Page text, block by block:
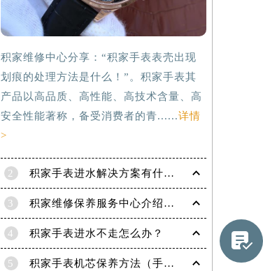
积家维修中心分享：“积家手表表壳出现
划痕的处理方法是什么！”。积家手表其
产品以高品质、高性能、高技术含量、高
安全性能著称，备受消费者的青......详情
>
2 积家手表进水解决方案有什么？
3 积家维修保养服务中心介绍 | 积家
4 积家手表进水不走怎么办？
5 积家手表机芯保养方法（手表机芯正确保养方法）
